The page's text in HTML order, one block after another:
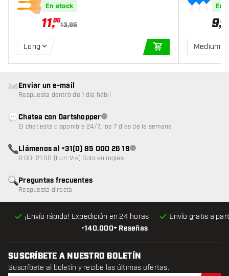
ndard Orange
En stock
11,86
13,95
Long
AÑADIR A LA
m
En
9,95
Medium
•140.000+ Reseñas
¡Envío rápido! Expedición en 24 horas Envío gratis a
Preguntas frecuentes
Respuesta directa
Enviar un e-mail
Respuesta dentro de 1 día hábil
Chatea con DartshopperAtención al cliente no disponible
El chat está disponible 24/7, los 7 días de la semana
Llámenos al +31(0) 85 000 26 19Atención al cliente no disponible
8:00–21:00 (Lun-Vie) Solo en inglés
SUSCRÍBETE A NUESTRO BOLETÍN
Suscríbete al boletín y recibe las últimas ofertas.